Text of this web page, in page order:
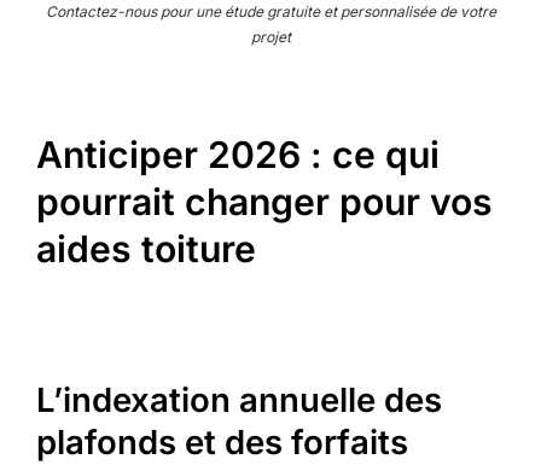
Contactez-nous pour une étude gratuite et personnalisée de votre
projet
Anticiper 2026 : ce qui
pourrait changer pour vos
aides toiture
L’indexation annuelle des
plafonds et des forfaits